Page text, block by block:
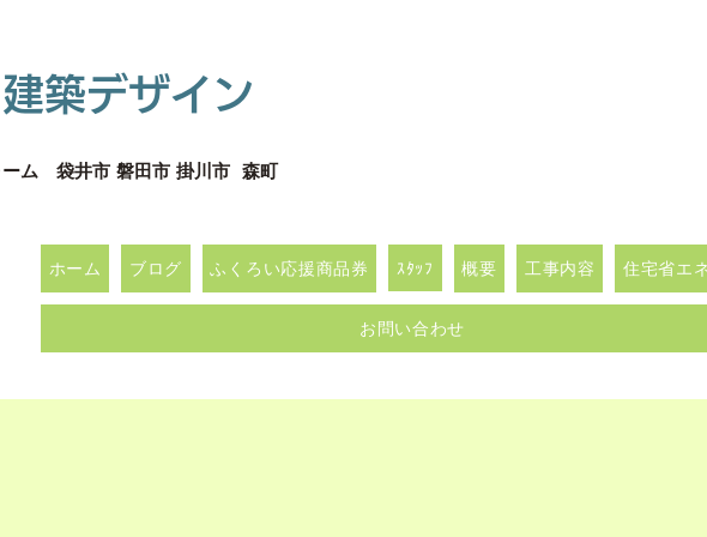
築デザイン
ーム 袋井市 磐田市 掛川市 森町
ホーム ブログ ふくろい応援商品券 ｽﾀｯﾌ 概要 工事内容 住宅省エ
お問い合わせ